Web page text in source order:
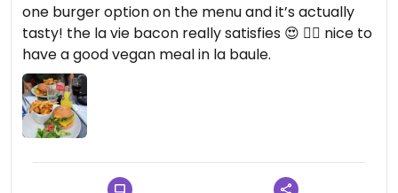
one burger option on the menu and it’s actually
tasty! the la vie bacon really satisfies 😍 👌🏽 nice to
have a good vegan meal in la baule.